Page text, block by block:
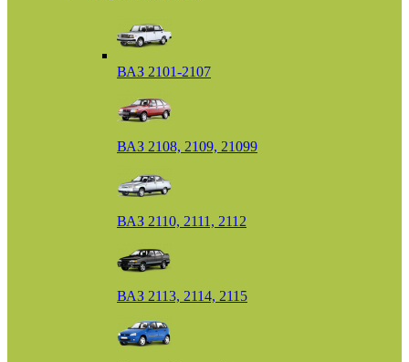
ВАЗ 2101-2107
ВАЗ 2108, 2109, 21099
ВАЗ 2110, 2111, 2112
ВАЗ 2113, 2114, 2115